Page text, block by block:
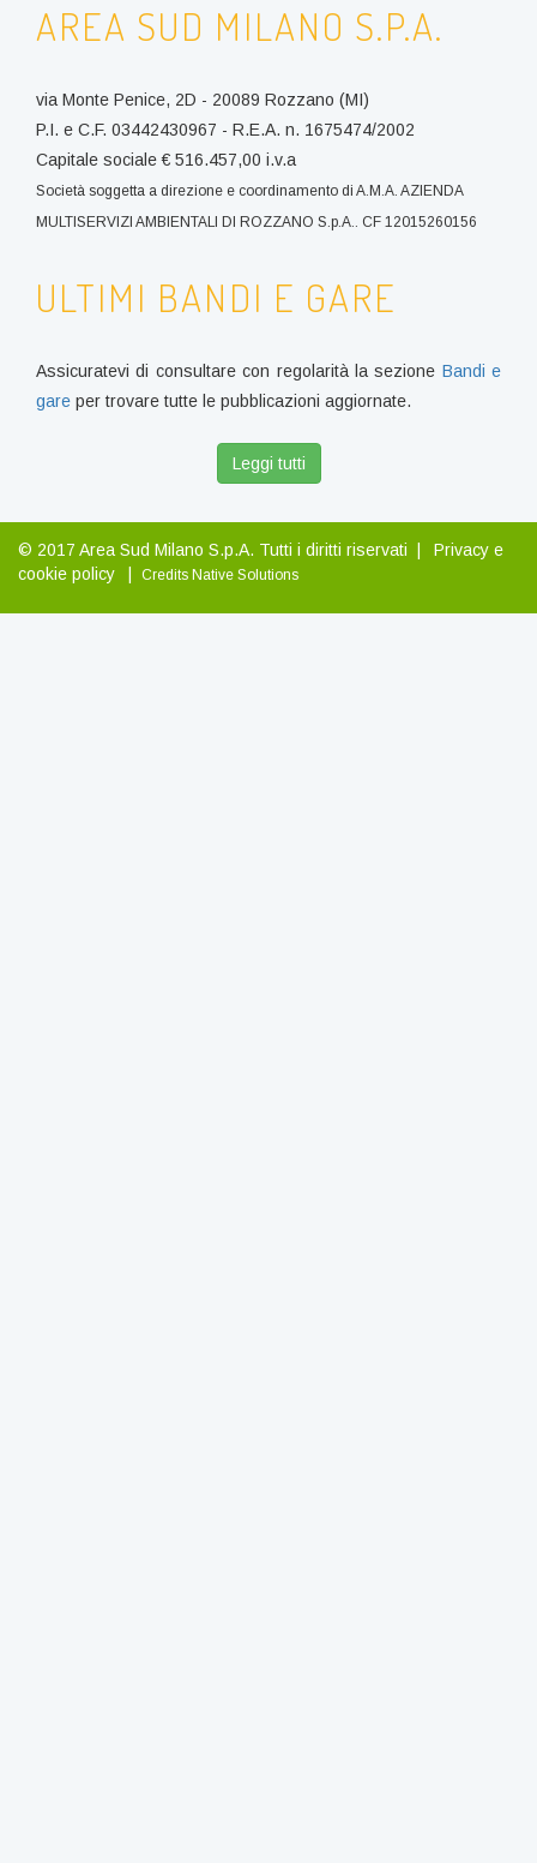
AREA SUD MILANO S.P.A.
via Monte Penice, 2D - 20089 Rozzano (MI)
P.I. e C.F. 03442430967 - R.E.A. n. 1675474/2002
Capitale sociale € 516.457,00 i.v.a
Società soggetta a direzione e coordinamento di A.M.A. AZIENDA
MULTISERVIZI AMBIENTALI DI ROZZANO S.p.A.. CF 12015260156
ULTIMI BANDI E GARE
Assicuratevi di consultare con regolarità la sezione Bandi e
gare per trovare tutte le pubblicazioni aggiornate.
Leggi tutti
© 2017 Area Sud Milano S.p.A. Tutti i diritti riservati |
Privacy e
cookie policy
Credits Native Solutions